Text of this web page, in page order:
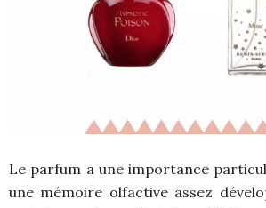
Le parfum a une importance
une mémoire olfactive assez